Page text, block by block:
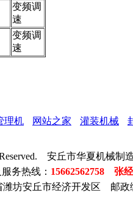
变频调
速
变频调
速
理机 网站之家 灌装机械
安丘市华夏机械
务热线： 15662562758 张
潍坊安丘市经济开发区 邮政